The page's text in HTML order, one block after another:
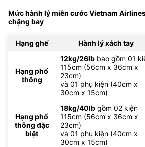
Mức hành lý miễn cước Vietnam
chặng bay
Hạng ghế Hành lý xách tay
Hạng phổ
thông
12kg/26lb bao gồm 01
115cm (56cm x 36cm x
23cm)
và 01 phụ kiện (40cm x
30cm x 15cm)
Hạng phổ
thông đặc
biệt
18kg/40lb gồm 02 kiện
115cm (56cm x 36cm x
23cm)
và 01 phụ kiện (40cm x
30cm x 15cm)